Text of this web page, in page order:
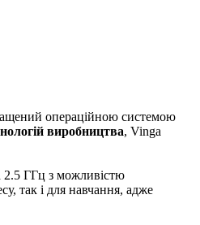
операційною системою
виробництва, Vinga
2.5 ГГц з можливістю
так і для навчання, адже